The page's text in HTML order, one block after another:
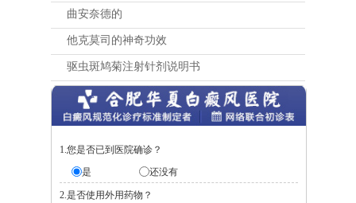
曲安奈德的
他克莫司的神奇功效
驱虫斑鸠菊注射针剂说明书
1.您是否已到医院确诊？
是
还没有
2.是否使用外用药物？